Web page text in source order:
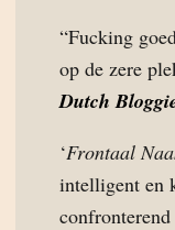
“Fucking
op de zere
Dutch
‘Frontaal
intelligent en